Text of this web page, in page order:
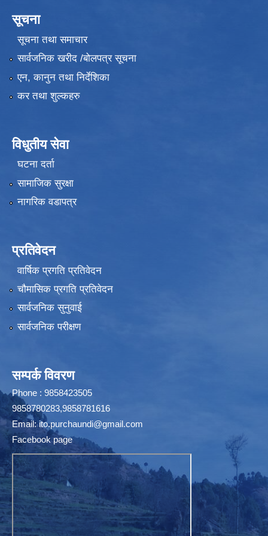
सूचना
सूचना तथा समाचार
सार्वजनिक खरीद /बोलपत्र सूचना
एन, कानुन तथा निर्देशिका
कर तथा शुल्कहरु
विधुतीय सेवा
घटना दर्ता
सामाजिक सुरक्षा
नागरिक वडापत्र
प्रतिवेदन
वार्षिक प्रगति प्रतिवेदन
चौमासिक प्रगति प्रतिवेदन
सार्वजनिक सुनुवाई
सार्वजनिक परीक्षण
सम्पर्क विवरण
Phone : 9858423505
9858780283,9858781616
Email:ito.purchaundi@gmail.com
Facebook page